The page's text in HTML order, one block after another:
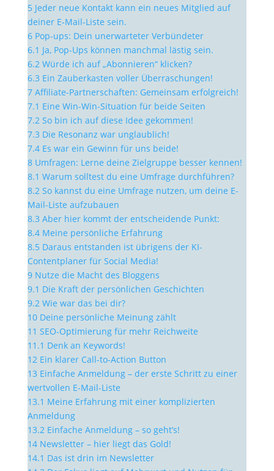
5 Jeder neue Kontakt kann ein neues Mitglied auf
deiner E-Mail-Liste sein.
6 Pop-ups: Dein unerwarteter Verbündeter
6.1 Ja, Pop-Ups können manchmal lästig sein.
6.2 Würde ich auf „Abonnieren“ klicken?
6.3 Ein Zauberkasten voller Überraschungen!
7 Affiliate-Partnerschaften: Gemeinsam erfolgreich!
7.1 Eine Win-Win-Situation für beide Seiten
7.2 So bin ich auf diese Idee gekommen!
7.3 Die Resonanz war unglaublich!
7.4 Es war ein Gewinn für uns beide!
8 Umfragen: Lerne deine Zielgruppe besser kennen!
8.1 Warum solltest du eine Umfrage durchführen?
8.2 So kannst du eine Umfrage nutzen, um deine E-
Mail-Liste aufzubauen
8.3 Aber hier kommt der entscheidende Punkt:
8.4 Meine persönliche Erfahrung
8.5 Daraus entstanden ist übrigens der KI-
Contentplaner für Social Media!
9 Nutze die Macht des Bloggens
9.1 Die Kraft der persönlichen Geschichten
9.2 Wie war das bei dir?
10 Deine persönliche Meinung zählt
11 SEO-Optimierung für mehr Reichweite
11.1 Denk an Keywords!
12 Ein klarer Call-to-Action Button
13 Einfache Anmeldung – der erste Schritt zu einer
wertvollen E-Mail-Liste
13.1 Meine Erfahrung mit einer komplizierten
Anmeldung
13.2 Einfache Anmeldung – so geht’s!
14 Newsletter – hier liegt das Gold!
14.1 Das ist drin im Newsletter